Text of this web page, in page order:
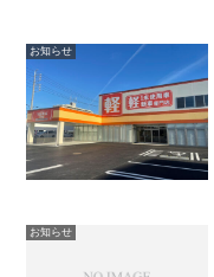
お知らせ
お知らせ